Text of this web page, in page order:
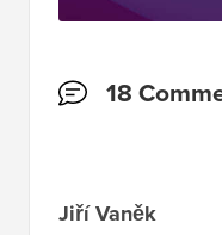
Interazioni
18
Jiří Vaněk